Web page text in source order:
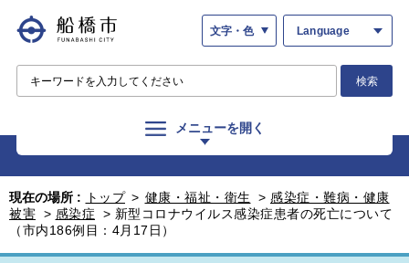
文字・色 Language
検索
メニューを開く
現在の場所 : トップ > 健康・福祉・衛生 > 感染症・難病・健康
被害 > 感染症 > 新型コロナウイルス感染症患者の死亡について
（市内186例目：4月17日）